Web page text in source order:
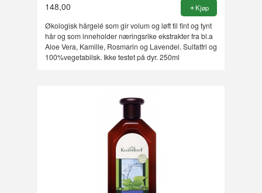
148,00 Kjøp
Økologisk hårgelé som gir volum og løft til fint og tynt
hår og som inneholder næringsrike ekstrakter fra bl.a
Aloe Vera, Kamille, Rosmarin og Lavendel. Sulfatfri og
100%vegetabilsk. Ikke testet på dyr. 250ml